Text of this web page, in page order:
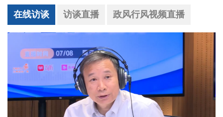
在线访谈 访谈直播 政风行风视频直播